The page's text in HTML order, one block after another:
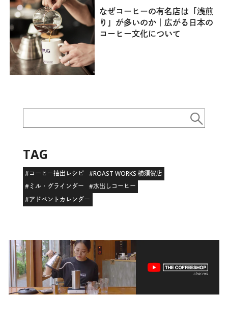
なぜコーヒーの有名店は「浅煎
り」が多いのか｜広がる日本の
コーヒー文化について
TAG
#コーヒー抽出レシピ #ROAST WORKS 横須賀店
#ミル・グラインダー
#水出しコーヒー
#アドベントカレンダー